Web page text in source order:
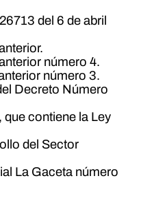
del 6 de abril
número 4.
número 3.
Decreto Número
contiene la Ley
del Sector
La Gaceta número